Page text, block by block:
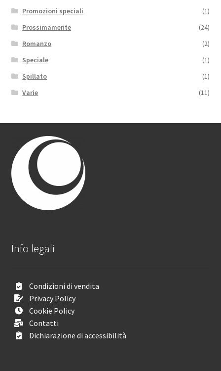
Promozioni speciali
(1)
Prossimamente
(24)
Romanzo
(2)
Speciale
(1)
Spillato
(1)
Varie
(11)
Info legali
Condizioni di vendita
Privacy Policy
Cookie Policy
Contatti
Dichiarazione di accessibilità